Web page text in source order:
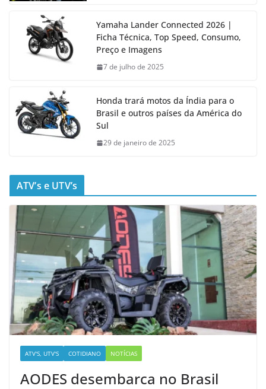
Yamaha Lander Connected 2026 |
Ficha Técnica, Top Speed, Consumo,
Preço e Imagens
7 de julho de 2025
Honda trará motos da Índia para o
Brasil e outros países da América do
Sul
29 de janeiro de 2025
ATV’s e UTV’s
ATV'S, UTV'S COTIDIANO NOTÍCIAS
AODES desembarca no Brasil